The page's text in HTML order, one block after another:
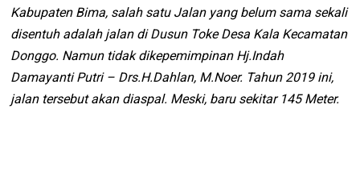
Kabupaten Bima, salah satu Jalan yang belum sama sekali
disentuh adalah jalan di Dusun Toke Desa Kala Kecamatan
Donggo. Namun tidak dikepemimpinan Hj.Indah
Damayanti Putri – Drs.H.Dahlan, M.Noer. Tahun 2019 ini,
jalan tersebut akan diaspal. Meski, baru sekitar 145 Meter.